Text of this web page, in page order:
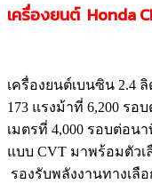
เครื่องยนต์ Honda
เครื่องยนต์เบนซิน 2.4
173 แรงม้าที่ 6,200 ร
เมตรที่ 4,000 รอบต่อน
แบบ CVT มาพร้อมตัว
รองรับพลังงานทางเลือ